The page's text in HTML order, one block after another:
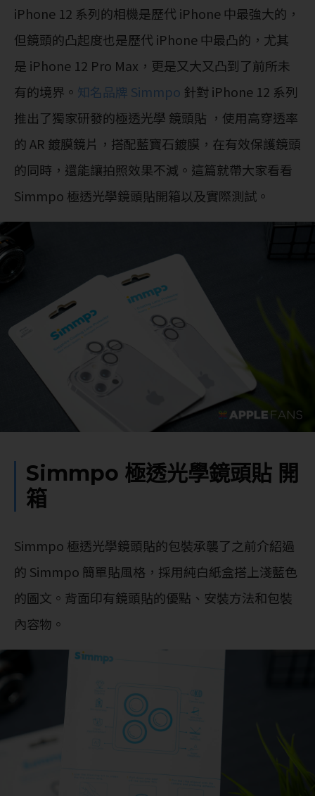
iPhone 12 系列的相機是歷代 iPhone 中最強大的，
但鏡頭的凸起度也是歷代 iPhone 中最凸的，尤其
是 iPhone 12 Pro Max，更是又大又凸到了前所未
有的境界。 知名品牌 Simmpo 針對 iPhone 12 系列
推出了獨家研發的極透光學 鏡頭貼 ，使用高穿透率
的 AR 鍍膜鏡片，搭配藍寶石鍍膜，在有效保護鏡頭
的同時，還能讓拍照效果不減。這篇就帶大家看看
Simmpo 極透光學鏡頭貼開箱以及實際測試。
Simmpo 極透光學鏡頭貼 開
箱
Simmpo 極透光學鏡頭貼的包裝承襲了之前介紹過
的 Simmpo 簡單貼風格，採用純白紙盒搭上淺藍色
的圖文。背面印有鏡頭貼的優點、安裝方法和包裝
內容物。